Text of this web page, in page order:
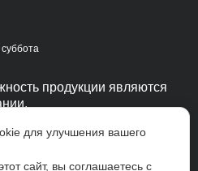
продукции являются
для улучшения вашего
сайт, вы соглашаетесь с